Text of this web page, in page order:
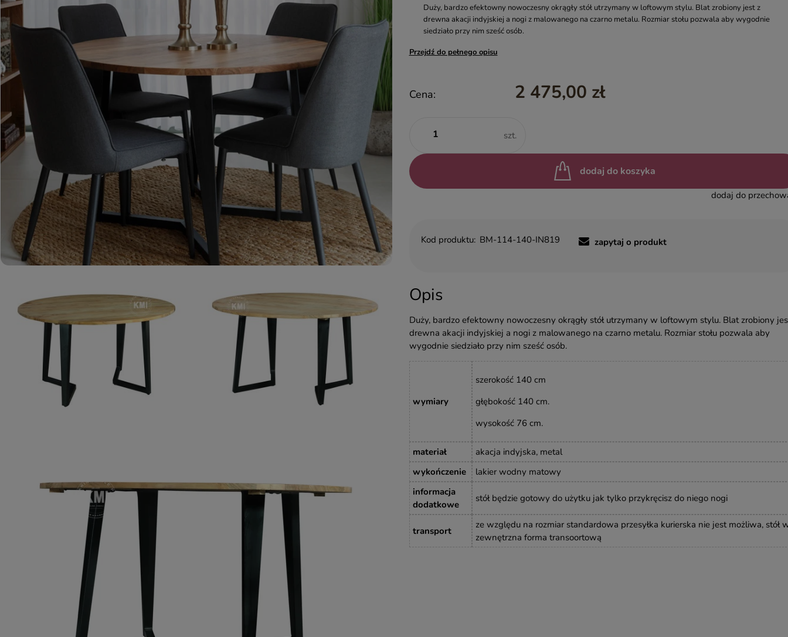
ROMA – MEBLE LOFTOWE MANGO I METAL
WESTPORT – LOFTOWE MEBLE VINTAGE
RIVERSIDE – POSTARZONE MEBLE LOFTOWE DREWNIANE
MILO – NOWOCZESNE MEBLE INDYJSKIE Z DREWNA MANGO
YASMIN – EGZOTYCZNE MEBLE DREWNIANE
Duży, bardzo efektowny nowoczesny okrągły stół utrzymany w loftowym stylu. Blat zrobiony jest z
drewna akacji indyjskiej a nogi z malowanego na czarno metalu. Rozmiar stołu pozwala aby wygodnie
siedziało przy nim sześć osób.
Przejdź do pełnego opisu
Cena: 2 475,00 zł
szt.
dodaj do koszyka
dodaj do
Kod produktu: BM-114-140-IN819 zapytaj o produkt
Opis
Duży, bardzo efektowny nowoczesny okrągły stół utrzymany w loftowym stylu. Blat zrobiony
drewna akacji indyjskiej a nogi z malowanego na czarno metalu. Rozmiar stołu pozwala aby
wygodnie siedziało przy nim sześć osób.
wymiary
szerokość 140 cm
głębokość 140 cm.
wysokość 76 cm.
materiał
akacja indyjska, metal
wykończenie
lakier wodny matowy
informacja
dodatkowe
stół będzie gotowy do użytku jak tylko przykręcisz do niego nogi
transport
ze względu na rozmiar standardowa przesyłka kurierska nie jest możliwa, stół
zewnętrzna forma transoortową